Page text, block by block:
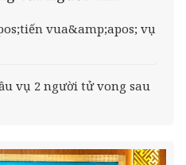
vua&amp;apos; vụ
vụ 2 người tử vong sau